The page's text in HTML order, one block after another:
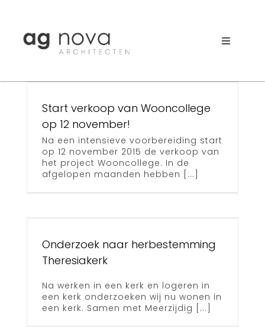
Toggle
Nieuws
Aanpak
Bureau
Start verkoop van Wooncollege
op 12 november!
Na een intensieve voorbereiding start
op 12 november 2015 de verkoop van
het project Wooncollege. In de
afgelopen maanden hebben [...]
Onderzoek naar herbestemming
Theresiakerk
Na werken in een kerk en logeren in
een kerk onderzoeken wij nu wonen in
een kerk. Samen met Meerzijdig [...]